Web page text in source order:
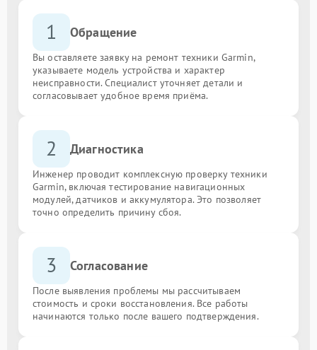
1 Обращение
Вы оставляете заявку на ремонт техники Garmin,
указываете модель устройства и характер
неисправности. Специалист уточняет детали и
согласовывает удобное время приёма.
2 Диагностика
Инженер проводит комплексную проверку техники
Garmin, включая тестирование навигационных
модулей, датчиков и аккумулятора. Это позволяет
точно определить причину сбоя.
3 Согласование
После выявления проблемы мы рассчитываем
стоимость и сроки восстановления. Все работы
начинаются только после вашего подтверждения.